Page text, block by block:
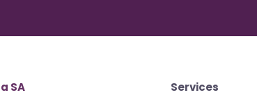
SA
Services